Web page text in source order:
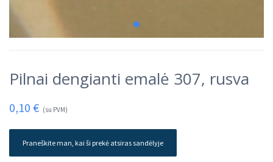
Pilnai dengianti emalė 307, rusva
0,10 € (su PVM)
Praneškite man, kai ši prekė atsiras sandėlyje